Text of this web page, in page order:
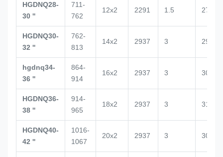
HGDNQ28-
30 ''
711-
762
12x2 2291 1.5 2700
HGDNQ30-
32 ''
762-
813
14x2 2937 3 2938
hgdnq34-
36 ''
864-
914
16x2 2937 3 3020
HGDNQ36-
38 ''
914-
965
18x2 2937 3 3188
HGDNQ40-
42 ''
1016-
1067
20x2 2937 3 3029